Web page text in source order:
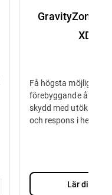
GravityZone
XDR
Få högsta möjliga
förebyggande
skydd med utökad
och respons i hela din
Lär dig mer